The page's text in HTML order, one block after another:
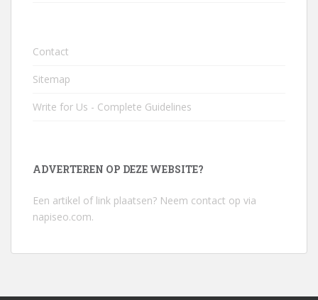
Contact
Sitemap
Write for Us - Complete Guidelines
ADVERTEREN OP DEZE WEBSITE?
Een artikel of link plaatsen? Neem contact op via
napiseo.com.